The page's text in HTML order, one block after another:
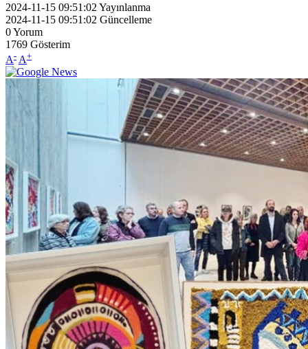
2024-11-15 09:51:02 Yayınlanma
2024-11-15 09:51:02 Güncelleme
0Yorum
1769 Gösterim
A- A+